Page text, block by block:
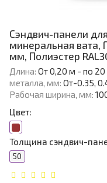
Сэндвич-панели
минеральная вата,
мм, Полиэстер
Длина: От 0,20 м - по
металла, мм: От-0.35,
Рабочая ширина, мм:
Цвет:
Толщина сэндвич-
50